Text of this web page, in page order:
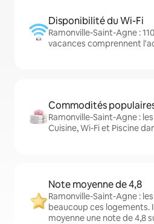
Disponibilité du Wi-Fi
Ramonville-Saint-Agne :
vacances comprennent
Commodités
Ramonville-Saint-Agne :
Cuisine, Wi-Fi et Piscine
Note moyenne de 4,8
Ramonville-Saint-Agne :
beaucoup ces logements.
moyenne une note de 4,8